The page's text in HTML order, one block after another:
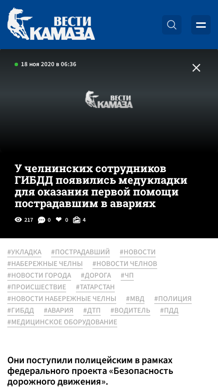
18 ноя 2020 в 06:36
У челнинских сотрудников
ГИБДД появились медукладки
для оказания первой помощи
пострадавшим в авариях
217 0 0 4
#УКЛАДКА #ПОСТРАДАВШИЙ
#НОВОСТИ
#НАБЕРЕЖНЫЕ ЧЕЛНЫ
#НОВОСТИ ЧЕЛНОВ
#НОВОСТИ ГОРОДА
#ДОРОГА
#ЧП
#ПРОИСШЕСТВИЕ
#ТАТАРСТАН
#НОВОСТИ НАБЕРЕЖНЫЕ ЧЕЛНЫ
#МВД
#ПОЛИЦИЯ
#ГИБДД
#АВАРИЯ #ДТП #ВОДИТЕЛЬ
#ПДД
#МЕДИЦИНСКОЕ ОБОРУДОВАНИЕ
Они поступили полицейским в рамках
федерального проекта «Безопасность
дорожного движения».